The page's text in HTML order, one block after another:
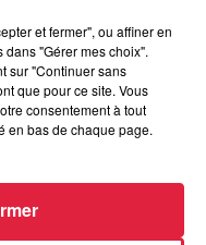
et fermer", ou affiner en
"Gérer mes choix".
sur "Continuer sans
que pour ce site. Vous
consentement à tout
en bas de chaque page.